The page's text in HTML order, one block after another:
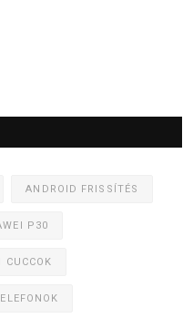
ANDROID FRISSÍTÉS
P30
CUCCOK